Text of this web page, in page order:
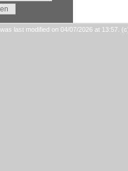
last modified on 04/07/2026 at 13:57.